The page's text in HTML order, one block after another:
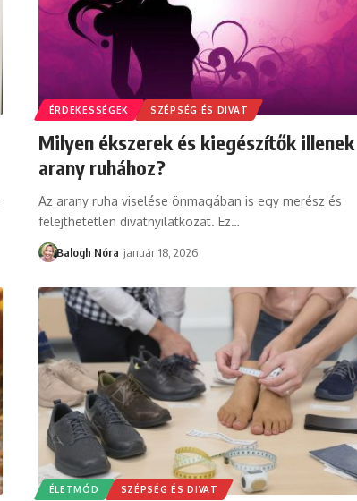
ÉRDEKESSÉGEK SZÉPSÉG ÉS DIVAT
Milyen ékszerek és kiegészítők illenek
arany ruhához?
Az arany ruha viselése önmagában is egy merész és
felejthetetlen divatnyilatkozat. Ez…
Balogh Nóra január 18, 2026
ÉLETMÓD SZÉPSÉG ÉS DIVAT